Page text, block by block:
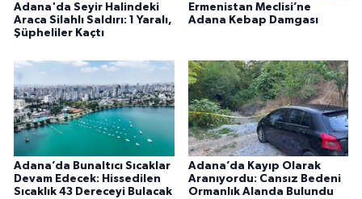
Adana'da Seyir Halindeki
Araca Silahlı Saldırı: 1 Yaralı,
Şüpheliler Kaçtı
Ermenistan Meclisi’ne
Adana Kebap Damgası
Adana’da Bunaltıcı Sıcaklar
Devam Edecek: Hissedilen
Sıcaklık 43 Dereceyi Bulacak
Adana’da Kayıp Olarak
Aranıyordu: Cansız Bedeni
Ormanlık Alanda Bulundu